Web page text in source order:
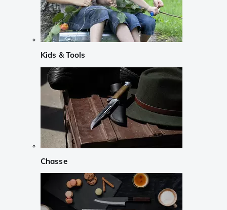
Kids & Tools
Chasse